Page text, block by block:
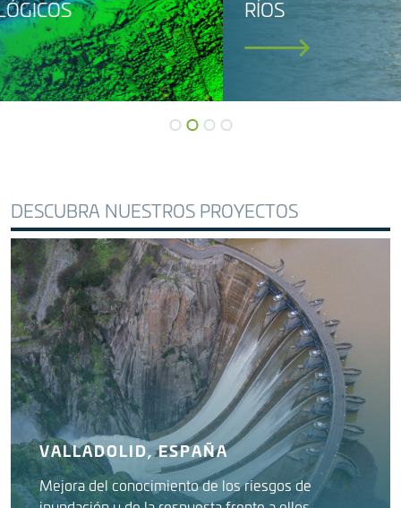
RÍOS
DESCUBRA NUESTROS PROYECTOS
VALLADOLID, ESPAÑA
Mejora del conocimiento de los riesgos de